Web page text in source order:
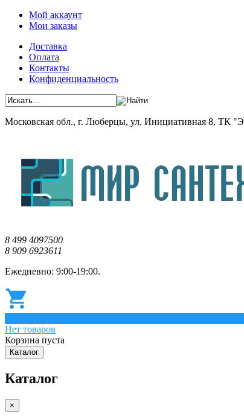
Мой аккаунт
Мои заказы
Доставка
Оплата
Контакты
Конфиденциальность
Московская обл., г. Люберцы, ул. Инициативная 8, ТК
8 499 4097500
8 909 6923611
Ежедневно: 9:00-19:00.
Нет товаров
Корзина пуста
Каталог
Каталог
×